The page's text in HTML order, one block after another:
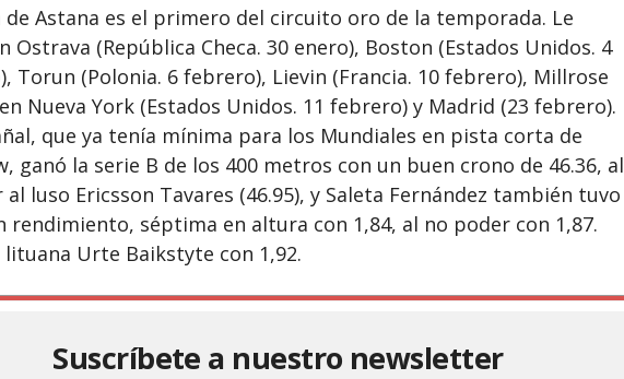
de Astana es el primero del circuito oro de la temporada. Le
Ostrava (República Checa. 30 enero), Boston (Estados Unidos. 4
Torun (Polonia. 6 febrero), Lievin (Francia. 10 febrero), Millrose
Nueva York (Estados Unidos. 11 febrero) y Madrid (23 febrero).
que ya tenía mínima para los Mundiales en pista corta de
ganó la serie B de los 400 metros con un buen crono de 46.36, al
al luso Ericsson Tavares (46.95), y Saleta Fernández también tuvo
rendimiento, séptima en altura con 1,84, al no poder con 1,87.
lituana Urte Baikstyte con 1,92.
Suscríbete a nuestro newsletter